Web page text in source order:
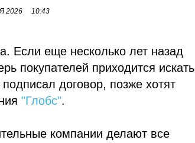
2026 10:43
Если еще несколько лет назад
покупателей приходится искать
договор, позже хотят
"Глобс".
компании делают все